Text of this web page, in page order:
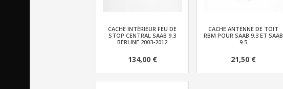
CACHE INTÉRIEUR FEU DE
STOP CENTRAL SAAB 9.3
BERLINE 2003-2012
134,00 €
CACHE ANTENNE DE TOIT
RBM POUR SAAB 9.3 ET SAAB
9.5
21,50 €